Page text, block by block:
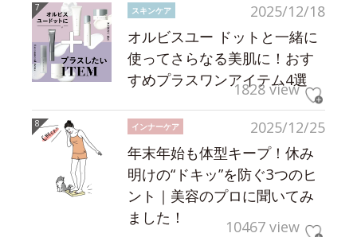
2025/12/18
スキンケア
オルビスユー ドットと一緒に
使ってさらなる美肌に！おす
すめプラスワンアイテム4選
1828 view
2025/12/25
インナーケア
年末年始も体型キープ！休み
明けの“ドキッ”を防ぐ3つのヒ
ント｜美容のプロに聞いてみ
ました！
10467 view